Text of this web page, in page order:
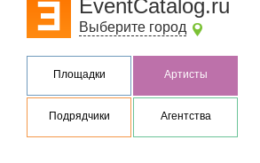
EventCatalog.ru
Выберите город
Площадки Артисты
Подрядчики Агентства